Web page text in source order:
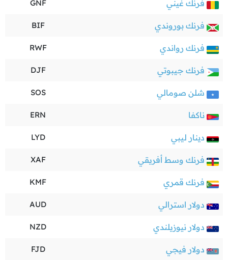
فرنك غيني GNF
فرنك بوروندي BIF
فرنك رواندي RWF
فرنك جيبوتي DJF
شلن صومالي SOS
ناكفا ERN
دينار ليبي LYD
فرنك وسط أفريقي XAF
فرنك قمري KMF
دولار استرالي AUD
دولار نيوزيلندي NZD
دولار فيجي FJD